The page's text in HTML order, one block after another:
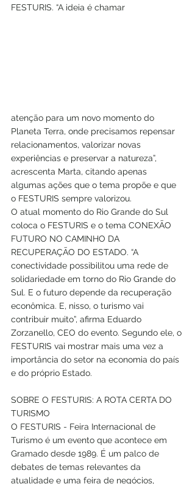
FESTURIS. “A ideia é chamar
atenção para um novo momento do
Planeta Terra, onde precisamos repensar
relacionamentos, valorizar novas
experiências e preservar a natureza”,
acrescenta Marta, citando apenas
algumas ações que o tema propõe e que
o FESTURIS sempre valorizou.
O atual momento do Rio Grande do Sul
coloca o FESTURIS e o tema CONEXÃO
FUTURO NO CAMINHO DA
RECUPERAÇÃO DO ESTADO. “A
conectividade possibilitou uma rede de
solidariedade em torno do Rio Grande do
Sul. E o futuro depende da recuperação
econômica. E, nisso, o turismo vai
contribuir muito”, afirma Eduardo
Zorzanello, CEO do evento. Segundo ele, o
FESTURIS vai mostrar mais uma vez a
importância do setor na economia do país
e do próprio Estado.
SOBRE O FESTURIS: A ROTA CERTA DO
TURISMO
O FESTURIS - Feira Internacional de
Turismo é um evento que acontece em
Gramado desde 1989. É um palco de
debates de temas relevantes da
atualidade e uma feira de negócios,